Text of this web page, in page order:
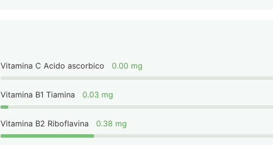
Vitamina C Acido ascorbico 0.00 mg
Vitamina B1 Tiamina 0.03 mg
Vitamina B2 Riboflavina 0.38 mg